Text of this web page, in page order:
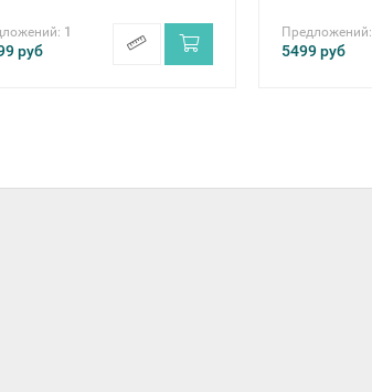
1
руб
Предложений:
5499руб